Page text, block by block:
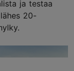
ja testaa
20-